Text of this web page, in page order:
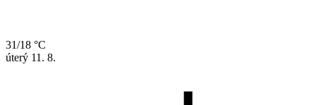
31/18 °C
úterý 11. 8.